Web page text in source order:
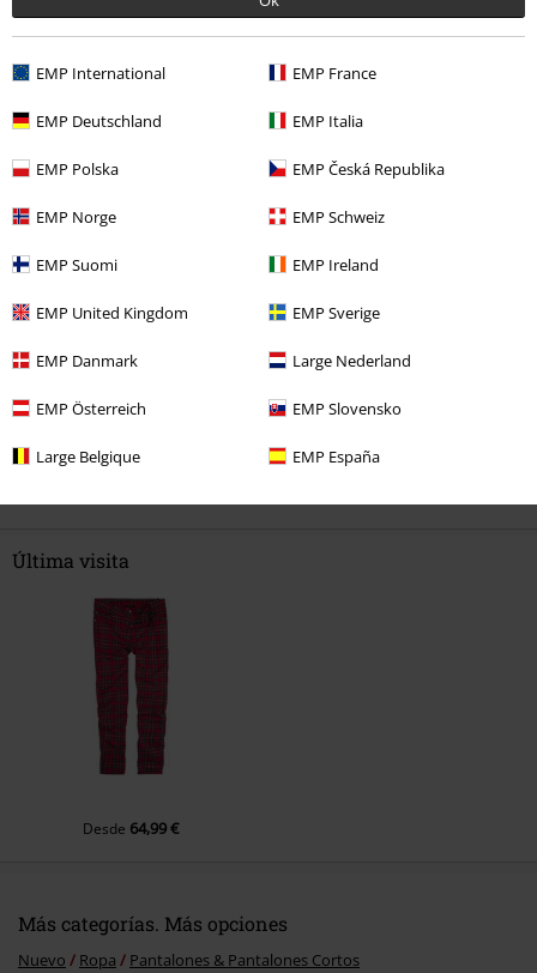
EMP International EMP France
EMP Deutschland EMP Italia
EMP Polska EMP Česká Republika
EMP Norge EMP Schweiz
EMP Suomi EMP Ireland
EMP United Kingdom EMP Sverige
EMP Danmark Large Nederland
EMP Österreich EMP Slovensko
Large Belgique EMP España
Pero aún así se ve resistente
9/10
Ajuste
Comentario
Enviar comentario
1 Comentarios
¿Te ha resultado útil este comentario?
Última visita
Desde 64,99 €
Más categorías. Más opciones
Nuevo Ropa Pantalones & Pantalones Cortos